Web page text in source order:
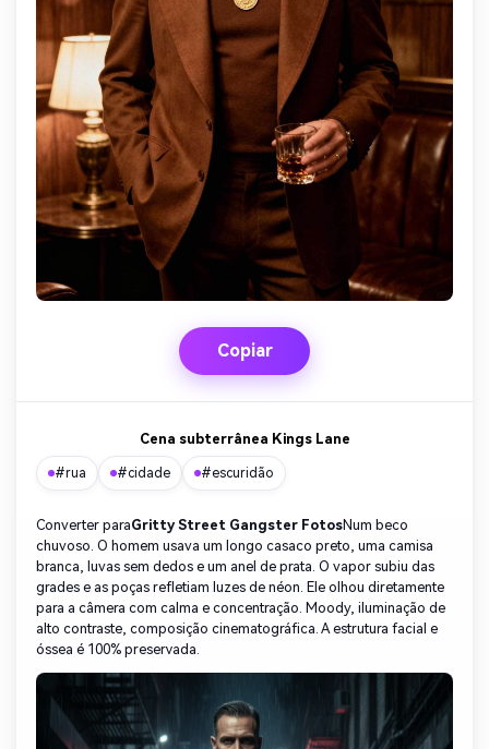
Copiar
Cena subterrânea Kings Lane
#rua #cidade #escuridão
Converter paraGritty Street Gangster FotosNum beco
chuvoso. O homem usava um longo casaco preto, uma camisa
branca, luvas sem dedos e um anel de prata. O vapor subiu das
grades e as poças refletiam luzes de néon. Ele olhou diretamente
para a câmera com calma e concentração. Moody, iluminação de
alto contraste, composição cinematográfica. A estrutura facial e
óssea é 100% preservada.